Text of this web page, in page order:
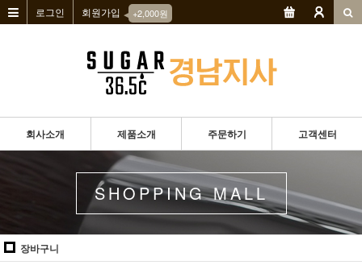
로그인 회원가입 ◀ +2,000원
회사소개 제품소개 주문하기 고객센터
SHOPPING MALL
장바구니